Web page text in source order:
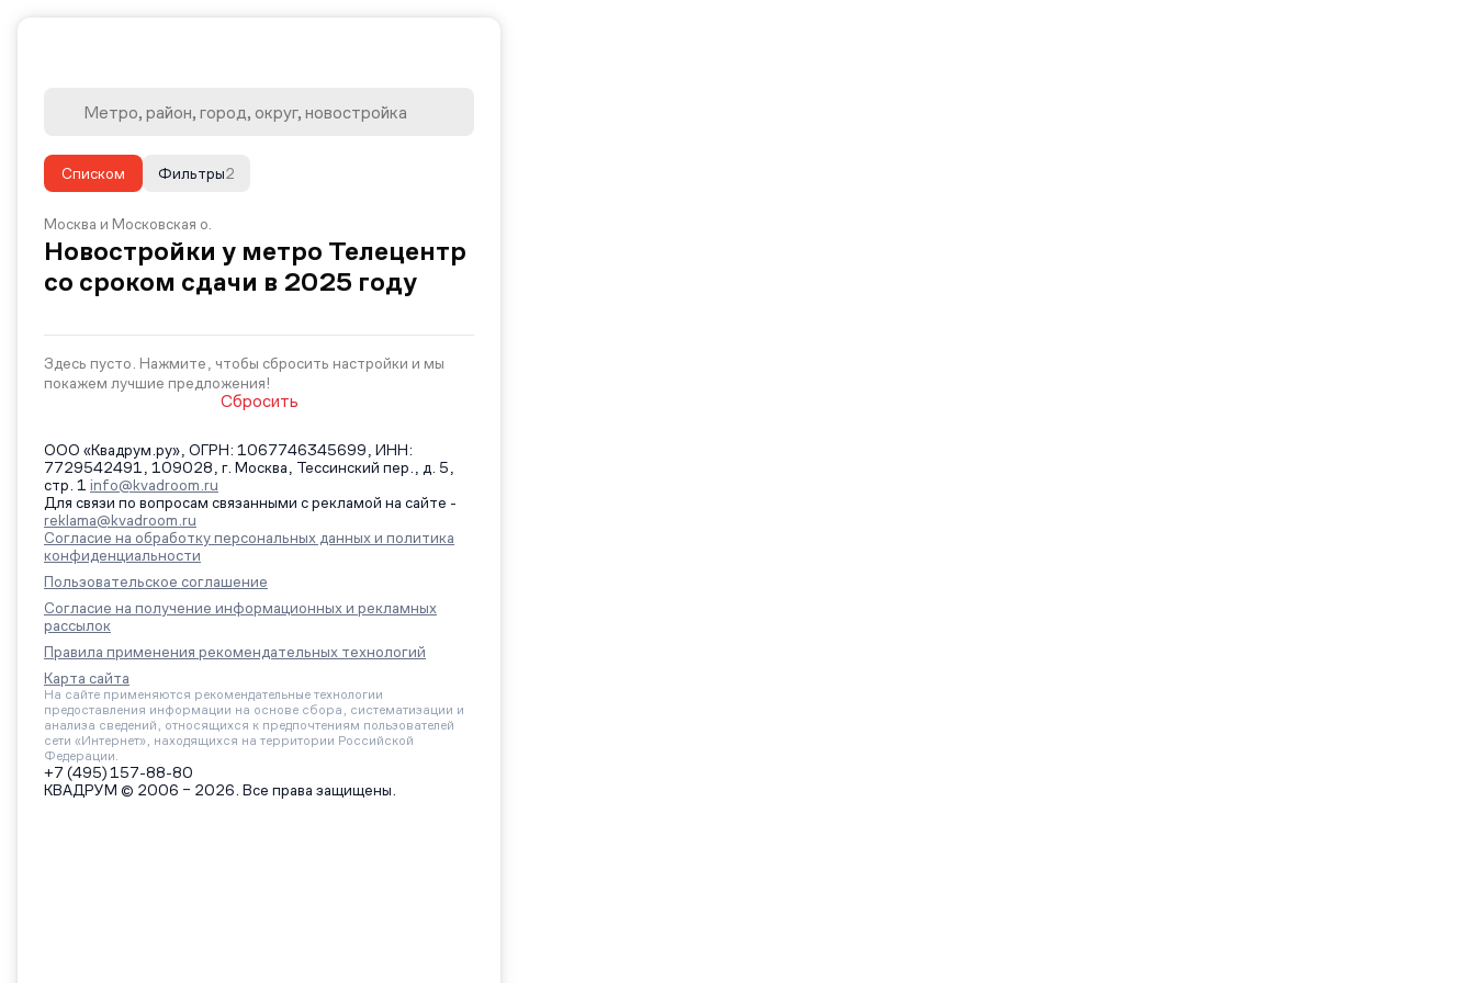
Списком 2
Фильтры
Москва и Московская о.
Новостройки у метро Телецентр
со сроком сдачи в 2025 году
Здесь пусто. Нажмите, чтобы сбросить настройки и мы
покажем лучшие предложения!
Сбросить
ООО «Квадрум.ру», ОГРН: 1067746345699, ИНН:
7729542491, 109028, г. Москва, Тессинский пер., д. 5,
стр. 1 info@kvadroom.ru
Для связи по вопросам связанными с рекламой на сайте -
reklama@kvadroom.ru
Согласие на обработку персональных данных и политика
конфиденциальности
Пользовательское соглашение
Согласие на получение информационных и рекламных
рассылок
Правила применения рекомендательных технологий
Карта сайта
На сайте применяются рекомендательные технологии
предоставления информации на основе сбора, систематизации и
анализа сведений, относящихся к предпочтениям пользователей
сети «Интернет», находящихся на территории Российской
Федерации.
+7 (495) 157-88-80
КВАДРУМ © 2006 – 2026. Все права защищены.